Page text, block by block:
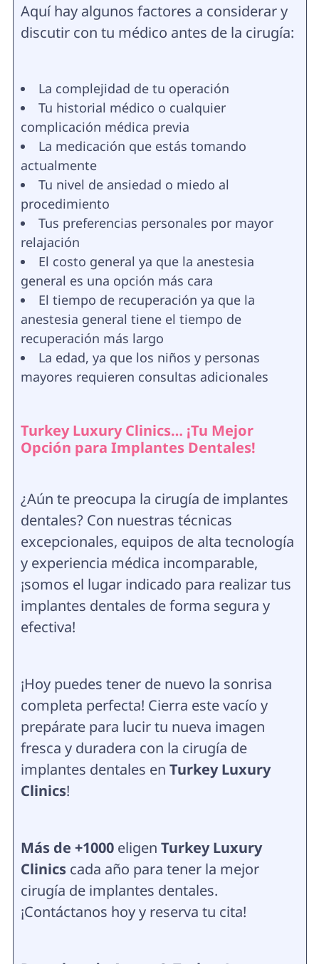
Aquí hay algunos factores a considerar y
discutir con tu médico antes de la cirugía:
La complejidad de tu operación
Tu historial médico o cualquier
complicación médica previa
La medicación que estás tomando
actualmente
Tu nivel de ansiedad o miedo al
procedimiento
Tus preferencias personales por mayor
relajación
El costo general ya que la anestesia
general es una opción más cara
El tiempo de recuperación ya que la
anestesia general tiene el tiempo de
recuperación más largo
La edad, ya que los niños y personas
mayores requieren consultas adicionales
Turkey Luxury Clinics… ¡Tu Mejor
Opción para Implantes Dentales!
¿Aún te preocupa la cirugía de implantes
dentales? Con nuestras técnicas
excepcionales, equipos de alta tecnología
y experiencia médica incomparable,
¡somos el lugar indicado para realizar tus
implantes dentales de forma segura y
efectiva!
¡Hoy puedes tener de nuevo la sonrisa
completa perfecta! Cierra este vacío y
prepárate para lucir tu nueva imagen
fresca y duradera con la cirugía de
implantes dentales en Turkey Luxury
Clinics!
Más de +1000eligen Turkey Luxury
Clinics cada año para tener la mejor
cirugía de implantes dentales.
¡Contáctanos hoy y reserva tu cita!